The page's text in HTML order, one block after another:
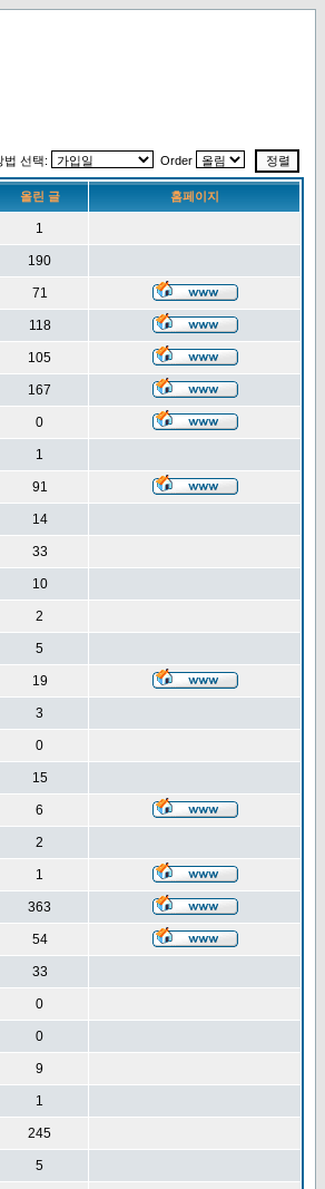
법 선택: Order
올린 글 홈페이지
1
190
71
118
105
167
0
1
91
14
33
10
2
5
19
3
0
15
6
2
1
363
54
33
0
0
9
1
245
5